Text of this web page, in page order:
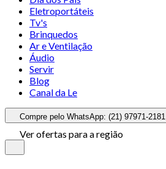
Eletroportáteis
Tv's
Brinquedos
Ar e Ventilação
Áudio
Servir
Blog
Canal da Le
Compre pelo WhatsApp: (21) 97971-2181
Ver ofertas para a região